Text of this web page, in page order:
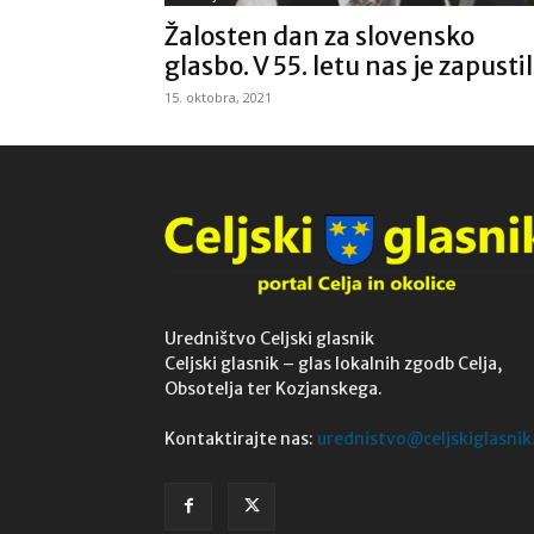
Žalosten dan za slovensko
glasbo. V 55. letu nas je
15. oktobra, 2021
Uredništvo Celjski glasnik
Celjski glasnik – glas lokalnih zgodb Celja,
Obsotelja ter Kozjanskega.
Kontaktirajte nas: